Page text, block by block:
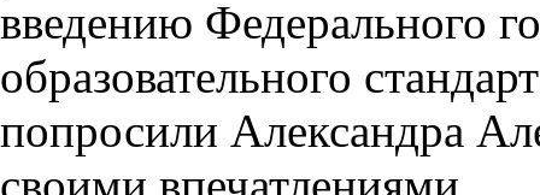
введению Федерального
образовательного
попросили Александра